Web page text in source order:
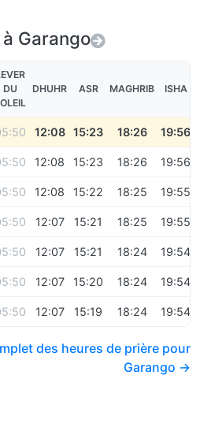
Garango
DU
DHUHR ASR MAGHRIB ISHA
12:08 15:23 18:26 19:56
12:08 15:23 18:26 19:56
12:08 15:22 18:25 19:55
12:07 15:21 18:25 19:55
12:07 15:21 18:24 19:54
12:07 15:20 18:24 19:54
12:07 15:19 18:24 19:54
des heures de prière pour
Garango →